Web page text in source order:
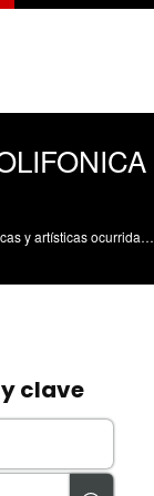
Divulgación de las actividades científicas, tecnológicas y artísticas ocurridas en los tres campus de la UPV